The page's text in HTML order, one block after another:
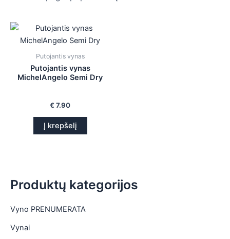
Produktų kategorijos
Vyno PRENUMERATA
Vynai
Putojantis vynas
Putojantis vynas
MichelAngelo Semi Dry
€ 7.90
Į krepšelį